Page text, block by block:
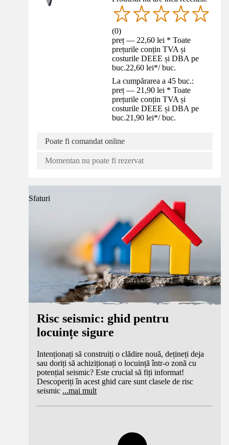
(0)
preț — 22,60 lei * Toate
prețurile conțin TVA și
costurile DEEE și DBA pe
buc.22,60 lei*/ buc.
La cumpărarea a 45 buc.:
preț — 21,90 lei * Toate
prețurile conțin TVA și
costurile DEEE și DBA pe
buc.21,90 lei*/ buc.
Poate fi comandat online
Momentan nu poate fi rezervat
Sfaturi
Risc seismic: ghid pentru
locuințe sigure
Intenționați să construiți o clădire nouă, dețineți deja
sau doriți să achiziționați o locuință într-o zonă cu
potențial seismic? Este crucial să fiți informat!
Descoperiți în acest ghid care sunt clasele de risc
seismic ...mai mult